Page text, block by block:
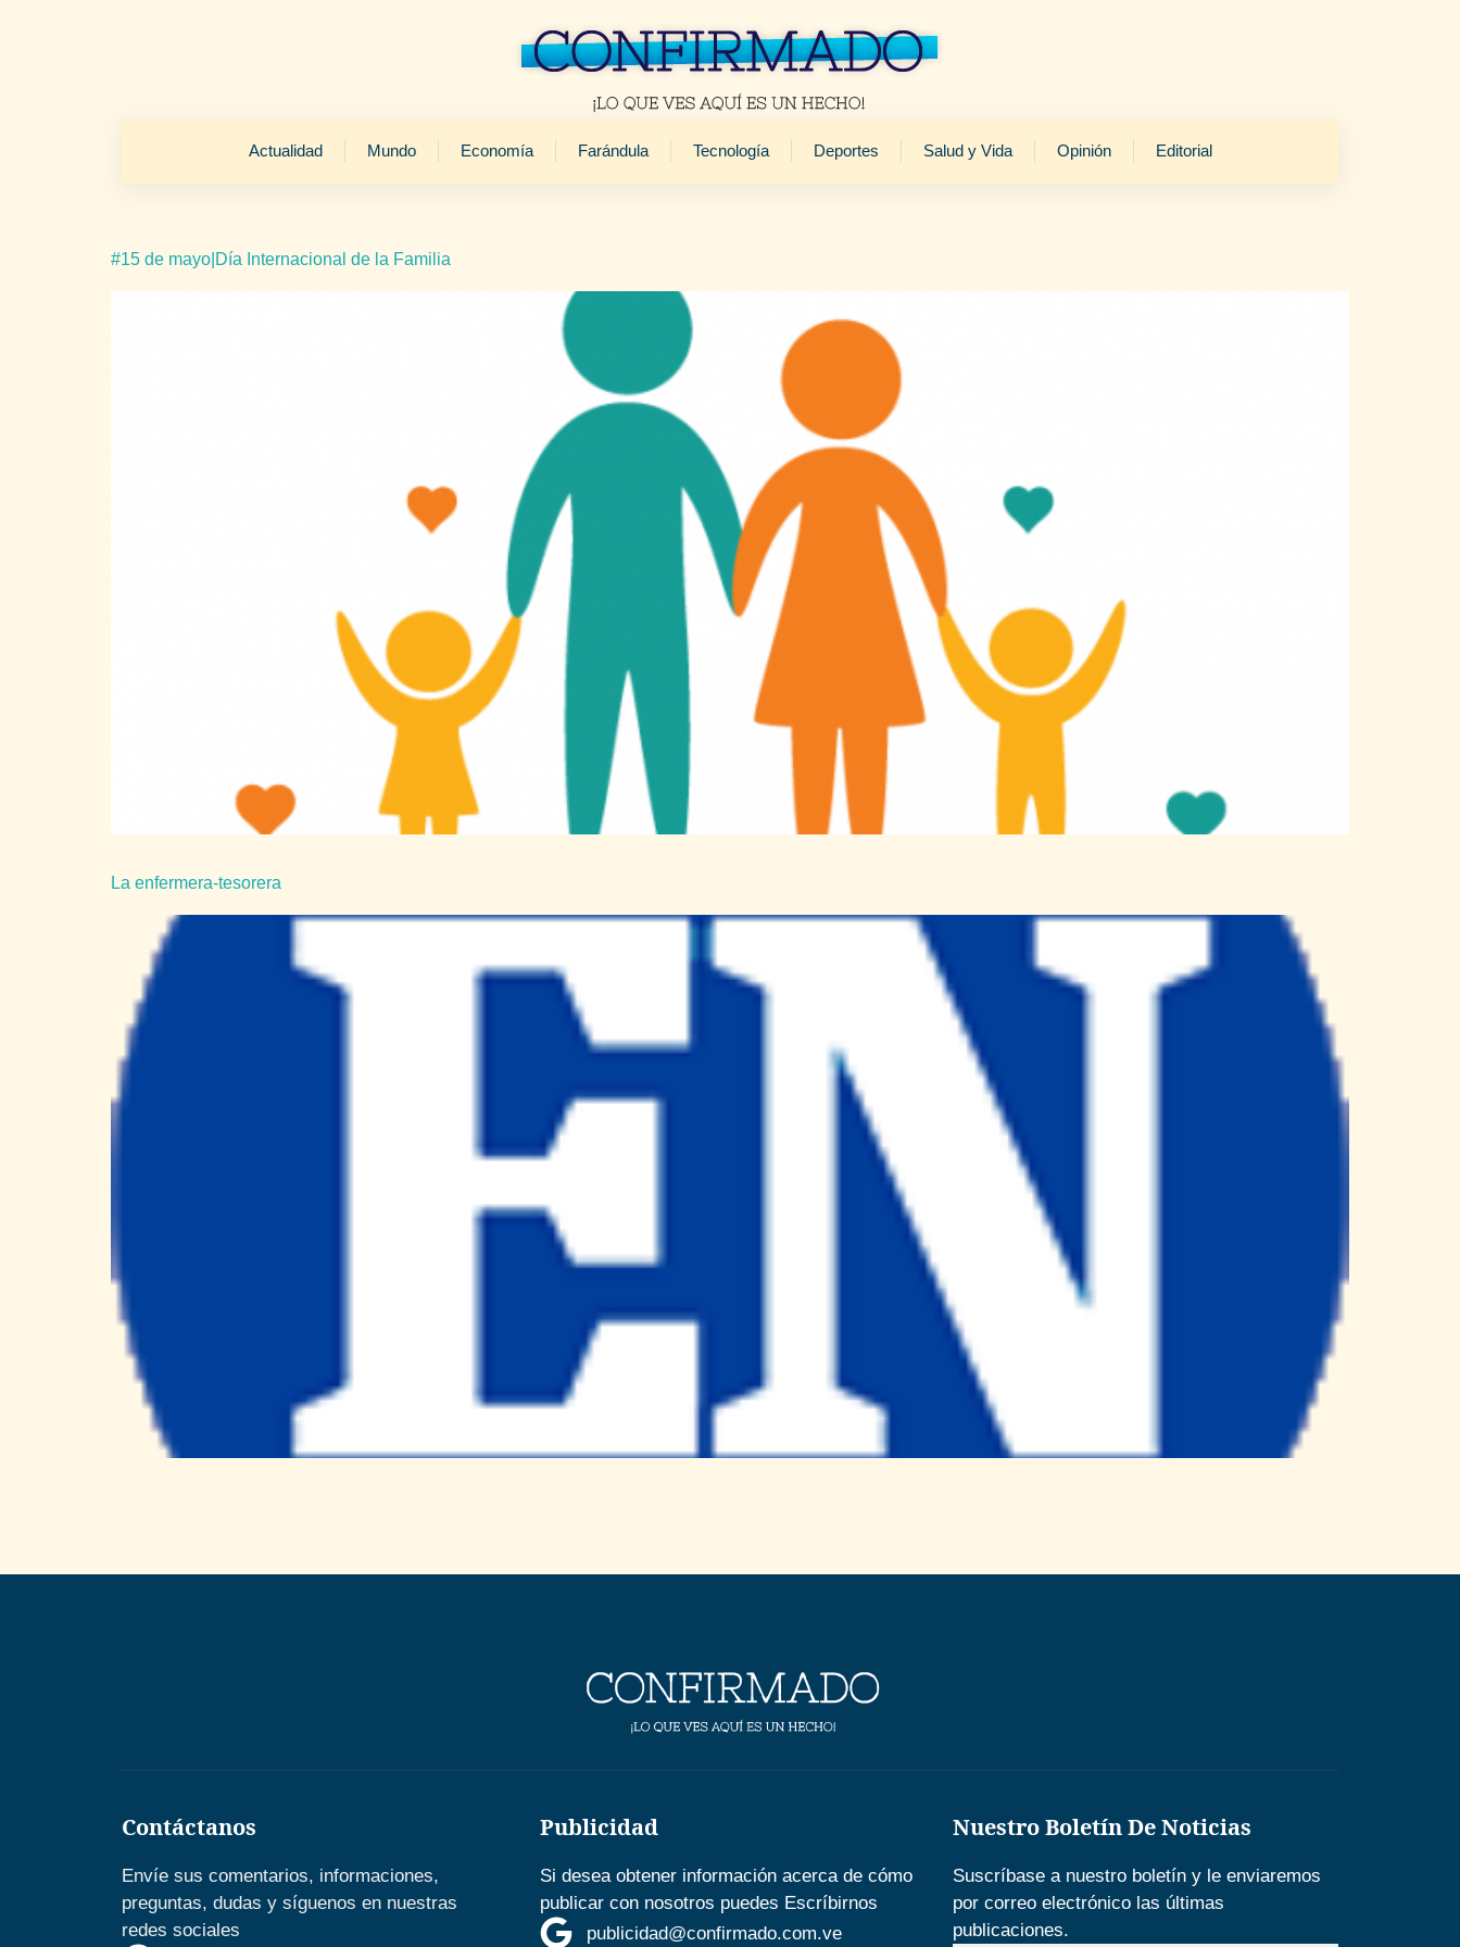
Actualidad Mundo Economía Farándula Tecnología Deportes Salud y Vida Opinión Editorial
#15 de mayo|Día Internacional de la Familia
La enfermera-tesorera
Contáctanos
Envíe sus comentarios, informaciones,
preguntas, dudas y síguenos en nuestras
redes sociales
Publicidad
Si desea obtener información acerca de cómo
publicar con nosotros puedes Escríbirnos
publicidad@confirmado.com.ve
Nuestro Boletín De Noticias
Suscríbase a nuestro boletín y le enviaremos
por correo electrónico las últimas
publicaciones.